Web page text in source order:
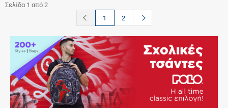
Σελίδα 1 από 2
button.prev
1 2 button.next